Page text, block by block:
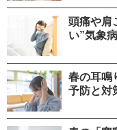
頭痛や肩
い”気象
春の耳鳴
予防と対